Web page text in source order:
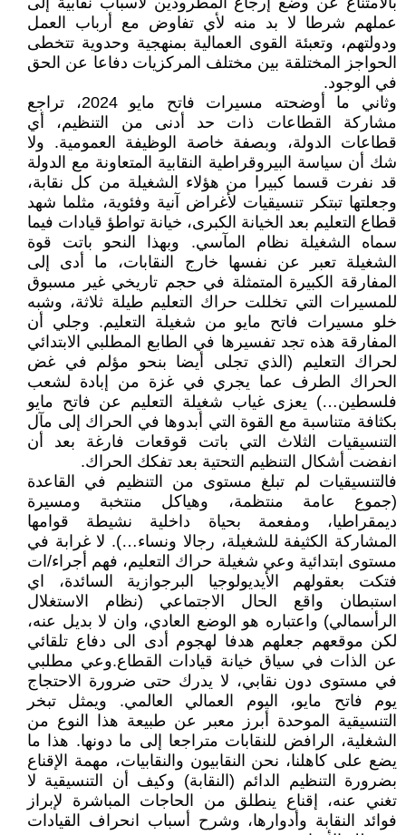
عملهم شرطا لا بد منه لأي تفاوض مع أرباب العمل
ودولتهم، وتعبئة القوى العمالية بمنهجية وحدوية تتخطى
الحواجز المختلقة بين مختلف المركزيات دفاعا عن الحق
في الوجود.
وثاني ما أوضحته مسيرات فاتح مايو 2024، تراجع
مشاركة القطاعات ذات حد أدنى من التنظيم، أي
قطاعات الدولة، وبصفة خاصة الوظيفة العمومية. ولا
شك أن سياسة البيروقراطية النقابية المتعاونة مع الدولة
قد نفرت قسما كبيرا من هؤلاء الشغيلة من كل نقابة،
وجعلتها تبتكر تنسيقيات لأغراض آنية وفئوية، مثلما شهد
قطاع التعليم بعد الخيانة الكبرى، خيانة تواطؤ قيادات فيما
سماه الشغيلة نظام المآسي. وبهذا النحو باتت قوة
الشغيلة تعبر عن نفسها خارج النقابات، ما أدى إلى
المفارقة الكبيرة المتمثلة في حجم تاريخي غير مسبوق
للمسيرات التي تخللت حراك التعليم طيلة ثلاثة، وشبه
خلو مسيرات فاتح مايو من شغيلة التعليم. وجلي أن
المفارقة هذه تجد تفسيرها في الطابع المطلبي الابتدائي
لحراك التعليم (الذي تجلى أيضا بنحو مؤلم في غض
الحراك الطرف عما يجري في غزة من إبادة لشعب
فلسطين…) يعزى غياب شغيلة التعليم عن فاتح مايو
بكثافة متناسبة مع القوة التي أبدوها في الحراك إلى مآل
التنسيقيات الثلاث التي باتت قوقعات فارغة بعد أن
انفضت أشكال التنظيم التحتية بعد تفكك الحراك.
فالتنسيقيات لم تبلغ مستوى من التنظيم في القاعدة
(جموع عامة منتظمة، وهياكل منتخبة ومسيرة
ديمقراطيا، ومفعمة بحياة داخلية نشيطة قوامها
المشاركة الكثيفة للشغيلة، رجالا ونساء…). لا غرابة في
مستوى ابتدائية وعي شغيلة حراك التعليم، فهم أجراء/ات
فتكت بعقولهم الأيديولوجيا البرجوازية السائدة، اي
استبطان واقع الحال الاجتماعي (نظام الاستغلال
الرأسمالي) واعتباره هو الوضع العادي، وان لا بديل عنه،
لكن موقعهم جعلهم هدفا لهجوم أدى الى دفاع تلقائي
عن الذات في سياق خيانة قيادات القطاع.وعي مطلبي
في مستوى دون نقابي، لا يدرك حتى ضرورة الاحتجاج
يوم فاتح مايو، اليوم العمالي العالمي. ويمثل تبخر
التنسيقية الموحدة أبرز معبر عن طبيعة هذا النوع من
الشغلية، الرافض للنقابات متراجعا إلى ما دونها. هذا ما
يضع على كاهلنا، نحن النقابيون والنقابيات، مهمة الإقناع
بضرورة التنظيم الدائم (النقابة) وكيف أن التنسيقية لا
تغني عنه، إقناع ينطلق من الحاجات المباشرة لإبراز
فوائد النقابة وأدوارها، وشرح أسباب انحراف القيادات